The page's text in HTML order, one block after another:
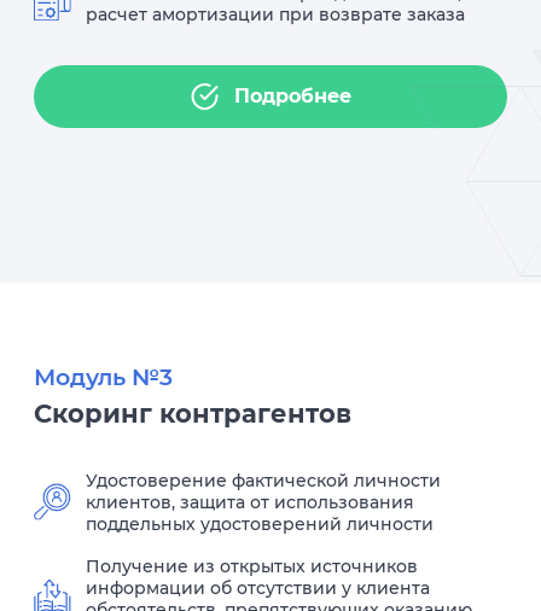
расчет амортизации при возврате заказа
Подробнее
Модуль №3
Скоринг контрагентов
Удостоверение фактической личности
клиентов, защита от использования
поддельных удостоверений личности
Получение из открытых источников
информации об отсутствии у клиента